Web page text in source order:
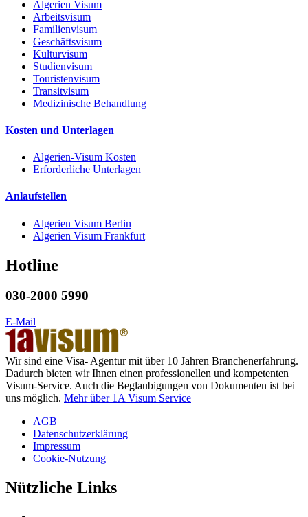
Algerien Visum
Arbeitsvisum
Familienvisum
Geschäftsvisum
Kulturvisum
Studienvisum
Touristenvisum
Transitvisum
Medizinische Behandlung
Kosten und Unterlagen
Algerien-Visum Kosten
Erforderliche Unterlagen
Anlaufstellen
Algerien Visum Berlin
Algerien Visum Frankfurt
Hotline
030-2000 5990
E-Mail
Wir sind eine Visa- Agentur mit über 10 Jahren Branchenerfahrung.
Dadurch bieten wir Ihnen einen professionellen und kompetenten
Visum-Service. Auch die Beglaubigungen von Dokumenten ist bei
uns möglich. Mehr über 1A Visum Service
AGB
Datenschutzerklärung
Impressum
Cookie-Nutzung
Nützliche Links